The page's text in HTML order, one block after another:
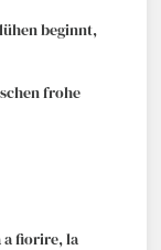
beginnt,
frohe
a fiorire, la